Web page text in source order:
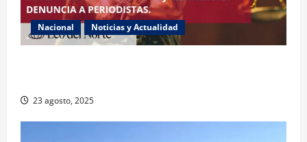
Nacional Noticias y Actualidad
23 agosto, 2025